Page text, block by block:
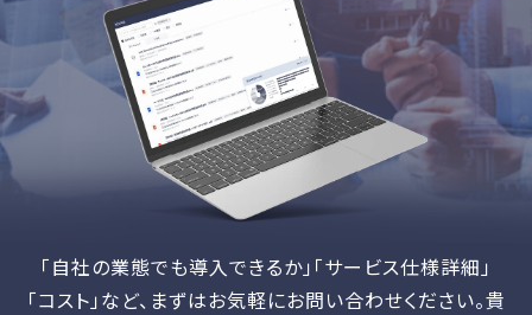
「自社の業態でも導入できるか」「サービス仕様詳細」
「コスト」など、 まずはお気軽にお問い合わせください。貴